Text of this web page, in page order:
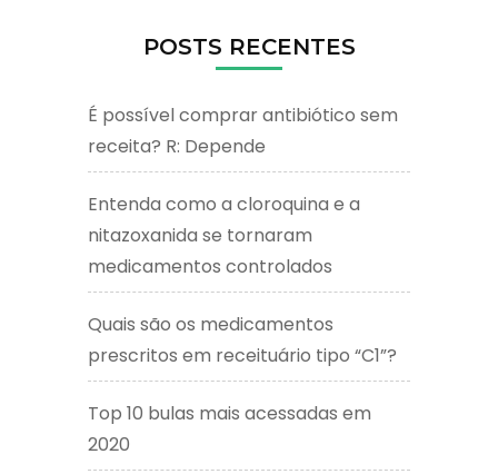
POSTS RECENTES
É possível comprar antibiótico sem
receita? R: Depende
Entenda como a cloroquina e a
nitazoxanida se tornaram
medicamentos controlados
Quais são os medicamentos
prescritos em receituário tipo “C1”?
Top 10 bulas mais acessadas em
2020